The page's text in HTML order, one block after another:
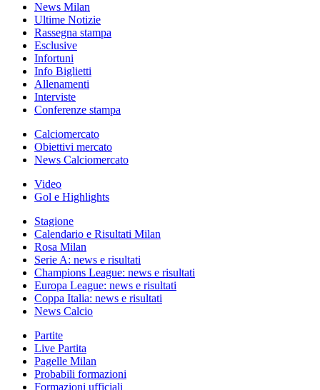
News Milan
Ultime Notizie
Rassegna stampa
Esclusive
Infortuni
Info Biglietti
Allenamenti
Interviste
Conferenze stampa
Calciomercato
Obiettivi mercato
News Calciomercato
Video
Gol e Highlights
Stagione
Calendario e Risultati Milan
Rosa Milan
Serie A: news e risultati
Champions League: news e risultati
Europa League: news e risultati
Coppa Italia: news e risultati
News Calcio
Partite
Live Partita
Pagelle Milan
Probabili formazioni
Formazioni ufficiali